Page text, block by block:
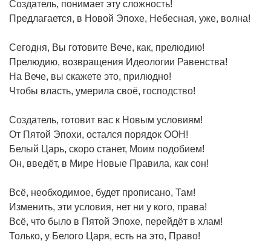
Создатель, понимает эту сложность!
Предлагается, в Новой Эпохе, Небесная, уже, волна!
Сегодня, Вы готовите Вече, как, прелюдию!
Прелюдию, возвращения Идеологии Равенства!
На Вече, вы скажете это, прилюдно!
Чтобы власть, умерила своё, господство!
Создатель, готовит вас к Новым условиям!
От Пятой Эпохи, остался порядок ООН!
Белый Царь, скоро станет, Моим подобием!
Он, введёт, в Мире Новые Правила, как сон!
Всё, необходимое, будет прописано, Там!
Изменить, эти условия, нет ни у кого, права!
Всё, что было в Пятой Эпохе, перейдёт в хлам!
Только, у Белого Царя, есть на это, Право!